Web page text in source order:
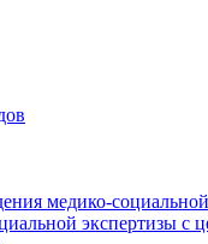
медико-
экспертизы с